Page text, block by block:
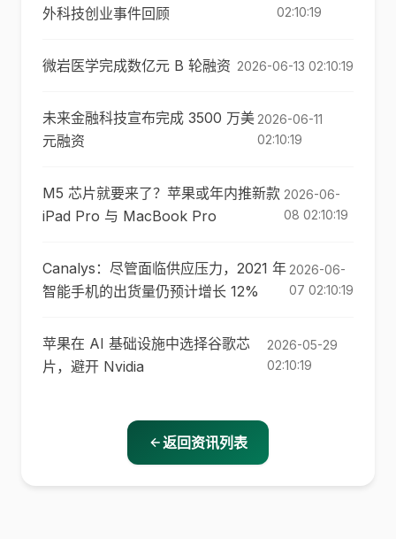
外科技创业事件回顾
02:10:19
微岩医学完成数亿元 B 轮融资 2026-06-13 02:10:19
未来金融科技宣布完成 3500 万美
元融资
2026-06-11
02:10:19
M5 芯片就要来了？苹果或年内推新款
iPad Pro 与 MacBook Pro
2026-06-
08 02:10:19
Canalys：尽管面临供应压力，2021 年
智能手机的出货量仍预计增长 12%
2026-06-
07 02:10:19
苹果在 AI 基础设施中选择谷歌芯
片，避开 Nvidia
2026-05-29
02:10:19
返回资讯列表